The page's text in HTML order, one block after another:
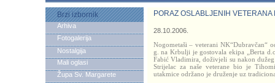
Brzi izbornik
Arhiva
Fotogalerija
Nostalgija
Mali oglasi
Župa Sv. Margarete
PORAZ OSLABLJENIH
28.10.2006.
Nogometaši – veterani NK“Dubravčan“
g. na Krbulji je gostovala ekipa „Berta
Fabić Vladimira, doživjeli su nakon
Strijelac za naše veterane bio je
utakmice održano je druženje uz